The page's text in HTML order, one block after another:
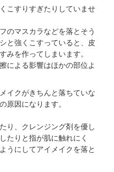
こすりすぎたりしていませ
のマスカラなどを落とそう
と強くこすっていると、皮
みを作ってしまいます。
による影響はほかの部位よ
イクがきちんと落ちていな
原因になります。
り、クレンジング剤を優し
たりと指が肌に触れにく
うにしてアイメイクを落と